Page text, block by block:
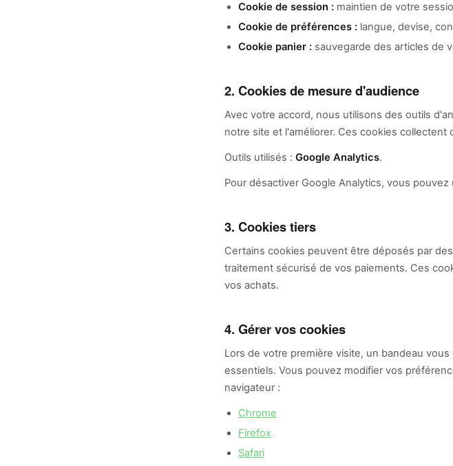
Cookie de session : maintien de votre
Cookie de préférences : langue, devise,
Cookie panier : sauvegarde des articles de
2. Cookies de mesure d'audience
Avec votre accord, nous utilisons des outils
notre site et l'améliorer. Ces cookies
Outils utilisés : Google Analytics.
Pour désactiver Google Analytics, vous pouvez
3. Cookies tiers
Certains cookies peuvent être déposés par
traitement sécurisé de vos paiements. Ces
vos achats.
4. Gérer vos cookies
Lors de votre première visite, un bandeau
essentiels. Vous pouvez modifier vos
navigateur :
Chrome
Firefox
Safari